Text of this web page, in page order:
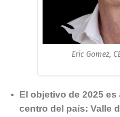
Eric Gomez,
El objetivo de 2025 es
centro del país: Valle